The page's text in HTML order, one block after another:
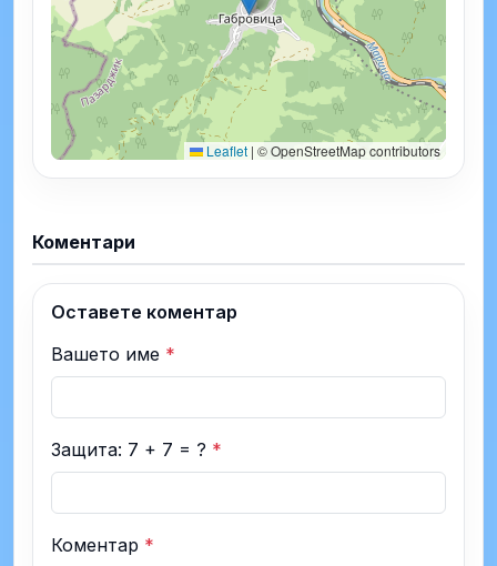
Leaflet | © OpenStreetMap contributors
Коментари
Оставете коментар
Вашето име *
Защита: 7 + 7 = ? *
Коментар *